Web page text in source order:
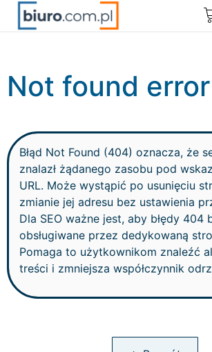
Not found error
Błąd Not Found (404) oznacza, że
znalazł żądanego zasobu pod
URL. Może wystąpić po usunięciu
zmianie jej adresu bez ustawienia
Dla SEO ważne jest, aby błędy 404
obsługiwane przez dedykowaną
Pomaga to użytkownikom znaleźć
treści i zmniejsza współczynnik